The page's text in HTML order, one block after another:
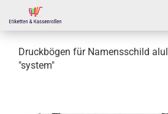
Druckbögen für Namensschild
"system"